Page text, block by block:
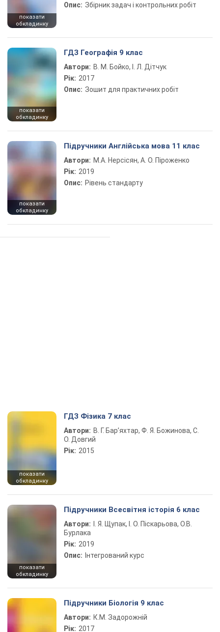
показати
обкладинку
Опис: Збірник задач і контрольних робіт
показати
обкладинку
ГДЗ Географія 9 клас
Автори: В. М. Бойко, І. Л. Дітчук
Рік: 2017
Опис: Зошит для практичних робіт
показати
обкладинку
Підручники Англійська мова 11 клас
Автори: М.А. Нерсісян, А. О. Піроженко
Рік: 2019
Опис: Рівень стандарту
показати
обкладинку
ГДЗ Фізика 7 клас
Автори: В. Г. Бар’яхтар, Ф. Я. Божинова, С.
О. Довгий
Рік: 2015
показати
обкладинку
Підручники Всесвітня історія 6 клас
Автори:
І. Я. Щупак, І. О. Піскарьова, О.В.
Бурлака
Рік: 2019
Опис: Інтегрований курс
Підручники Біологія 9 клас
Автори: К.М. Задорожній
Рік: 2017